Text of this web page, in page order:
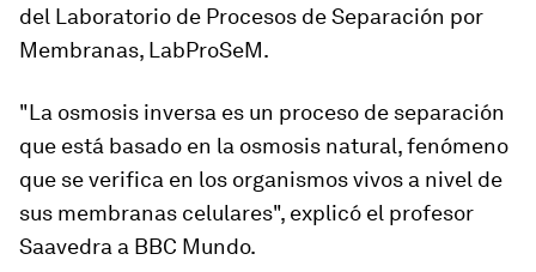
del Laboratorio de Procesos de Separación por
Membranas, LabProSeM.
"La osmosis inversa es un proceso de separación
que está basado en la osmosis natural, fenómeno
que se verifica en los organismos vivos a nivel de
sus membranas celulares", explicó el profesor
Saavedra a BBC Mundo.